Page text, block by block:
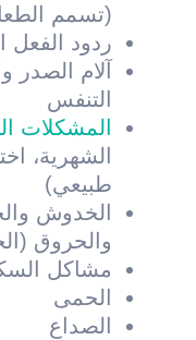
(تسمم
ردود الفعل
آلام الصدر
التنفس
المشكلات
الشهرية،
طبيعي)
الخدوش
والحروق
مشاكل
الحمى
الصداع